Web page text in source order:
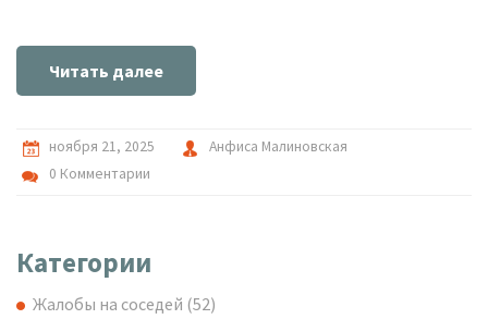
Читать далее
ноября 21, 2025
Анфиса Малиновская
0 Комментарии
Категории
Жалобы на соседей (52)